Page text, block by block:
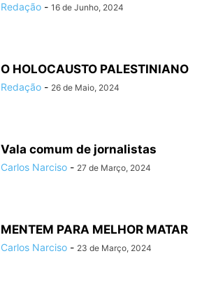
Redação - 16 de Junho, 2024
O HOLOCAUSTO PALESTINIANO
Redação - 26 de Maio, 2024
Vala comum de jornalistas
Carlos Narciso - 27 de Março, 2024
MENTEM PARA MELHOR MATAR
Carlos Narciso - 23 de Março, 2024